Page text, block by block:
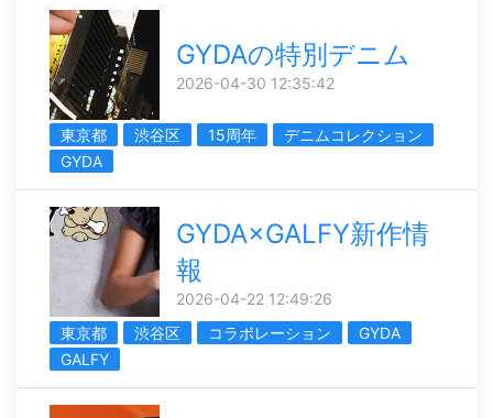
GYDAの特別デニム
2026-04-30 12:35:42
東京都 渋谷区 15周年
デニムコレクション
GYDA
GYDA×GALFY新作情
報
2026-04-22 12:49:26
東京都
渋谷区 コラボレーション
GYDA
GALFY